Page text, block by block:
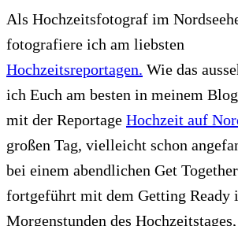
Als Hochzeitsfotograf im
fotografiere ich am liebsten
Hochzeitsreportagen. Wie das
ich Euch am besten in meinem
mit der Reportage Hochzeit auf
großen Tag, vielleicht schon
bei einem abendlichen Get
fortgeführt mit dem Getting Ready
Morgenstunden des